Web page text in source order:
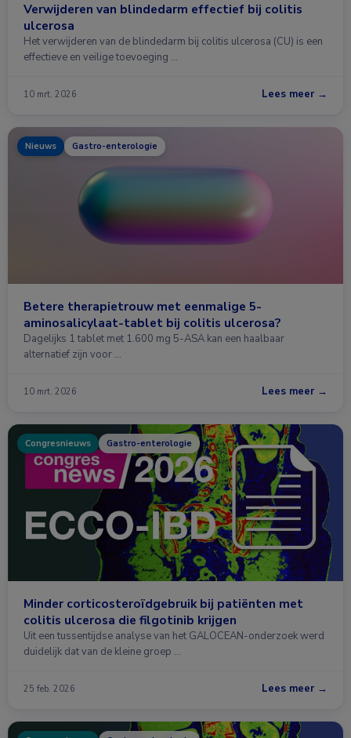
Verwijderen van blindedarm effectief bij colitis
ulcerosa
Het verwijderen van de blindedarm bij colitis ulcerosa (CU) is een
effectieve en veilige toevoeging …
10 mrt. 2026 Lees meer →
Nieuws Gastro-enterologie
Betere therapietrouw met eenmalige 5-
aminosalicylaat-tablet bij colitis ulcerosa?
Dagelijks 1 tablet met 1.600 mg 5-ASA kan een haalbaar
alternatief zijn voor …
10 mrt. 2026 Lees meer →
Congresnieuws Gastro-enterologie
Minder corticosteroïdgebruik bij patiënten met
colitis ulcerosa die filgotinib krijgen
Uit een tussentijdse analyse van het GALOCEAN-onderzoek werd
duidelijk dat van de kleine groep …
25 feb. 2026 Lees meer →